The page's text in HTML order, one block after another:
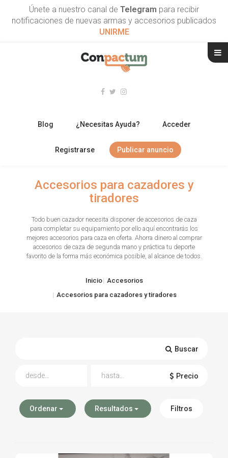
Únete a nuestro canal de Telegram para recibir
notificaciones de nuevas armas y accesorios publicados
UNIRME
Blog ¿Necesitas Ayuda? Acceder
Registrarse Publicar anuncio
ARMAS CORTAS
TIRO Y COMPETICIÓN
Accesorios para cazadores y
tiradores
Todo buen cazador necesita disponer de accesorios de caza
para completar su equipamiento por ello aquí encontrarás los
mejores accesorios para caza en oferta. Ahorra dinero al comprar
accesorios de caza de segunda mano y práctica tu deporte
favorito de la forma más económica posible, al alcance de todos.
Inicio
Accesorios
Accesorios para cazadores y tiradores
Buscar
Precio
Ordenar Resultados Filtros